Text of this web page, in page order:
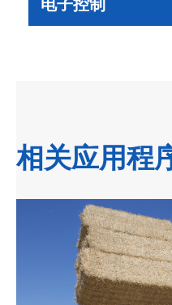
电子控制
相关应用程